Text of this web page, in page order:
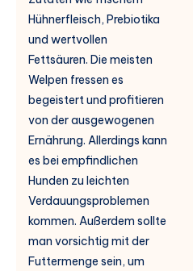
Hühnerfleisch, Prebiotika
und wertvollen
Fettsäuren. Die meisten
Welpen fressen es
begeistert und profitieren
von der ausgewogenen
Ernährung. Allerdings kann
es bei empfindlichen
Hunden zu leichten
Verdauungsproblemen
kommen. Außerdem sollte
man vorsichtig mit der
Futtermenge sein, um